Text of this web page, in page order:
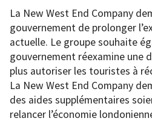
La New West End Company
gouvernement de prolonger
actuelle. Le groupe souhaite
gouvernement réexamine une
plus autoriser les touristes à
La New West End Company
des aides supplémentaires
relancer l’économie